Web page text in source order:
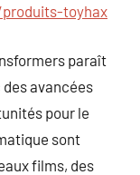
toyhax
paraît
avancées
pour le
sont
films, des